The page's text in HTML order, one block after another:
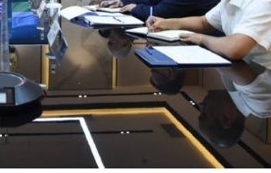
الإصلاحات الدستورية